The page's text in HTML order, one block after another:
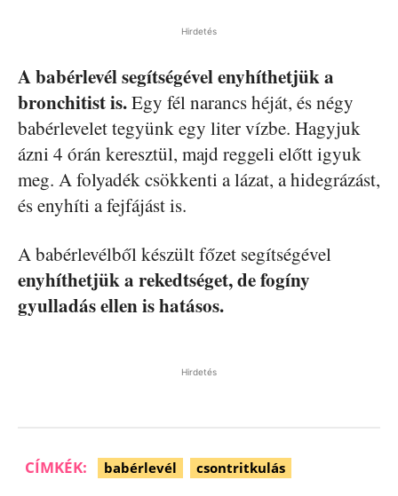
Hirdetés
A babérlevél segítségével enyhíthetjük a
bronchitist is.Egy fél narancs héját, és négy
babérlevelet tegyünk egy liter vízbe. Hagyjuk
ázni 4 órán keresztül, majd reggeli előtt igyuk
meg. A folyadék csökkenti a lázat, a hidegrázást,
és enyhíti a fejfájást is.
A babérlevélből készült főzet segítségével
enyhíthetjük a rekedtséget, de fogíny
gyulladás ellen is hatásos.
Hirdetés
CÍMKÉK: babérlevél csontritkulás